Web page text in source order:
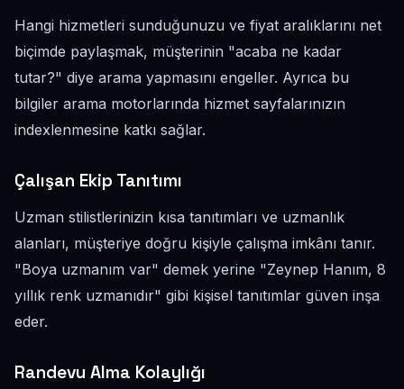
Hangi hizmetleri sunduğunuzu ve fiyat aralıklarını net
biçimde paylaşmak, müşterinin "acaba ne kadar
tutar?" diye arama yapmasını engeller. Ayrıca bu
bilgiler arama motorlarında hizmet sayfalarınızın
indexlenmesine katkı sağlar.
Çalışan Ekip Tanıtımı
Uzman stilistlerinizin kısa tanıtımları ve uzmanlık
alanları, müşteriye doğru kişiyle çalışma imkânı tanır.
"Boya uzmanım var" demek yerine "Zeynep Hanım, 8
yıllık renk uzmanıdır" gibi kişisel tanıtımlar güven inşa
eder.
Randevu Alma Kolaylığı